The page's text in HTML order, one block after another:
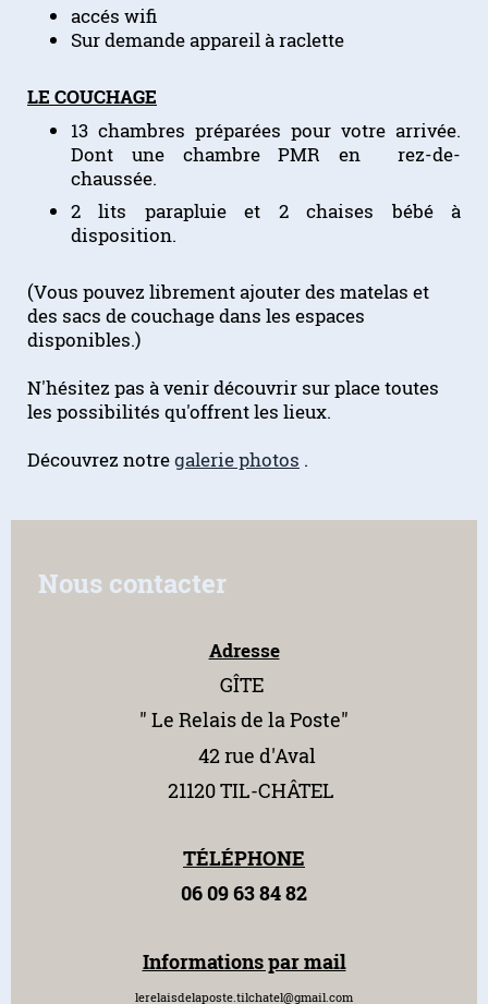
accés wifi
Sur demande appareil à raclette
LE COUCHAGE
13 chambres préparées pour votre arrivée.
Dont une chambre PMR en rez-de-
chaussée.
2 lits parapluie et 2 chaises bébé à
disposition.
(Vous pouvez librement ajouter des matelas et
des sacs de couchage dans les espaces
disponibles.)
N'hésitez pas à venir découvrir sur place toutes
les possibilités qu'offrent les lieux.
Découvrez notregalerie photos .
Nous contacter
Adresse
GÎTE
" Le Relaisde la Poste"
42 rue d'Aval
21120 TIL-CHÂTEL
TÉLÉPHONE
06 09 63 84 82
Informations par mail
lerelaisdelaposte.tilchatel@gmail.com